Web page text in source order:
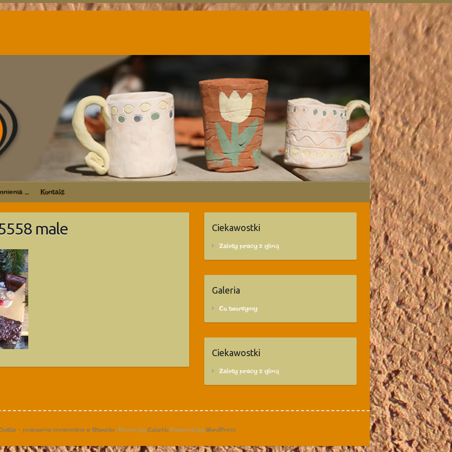
… Kontakt
male Ciekawostki
Zalety pracy z gliną
Galeria
Co tworzymy
Ciekawostki
Zalety pracy z gliną
– pracownia ceramiczna w Otwocku. Theme byColorlib Powered by WordPress